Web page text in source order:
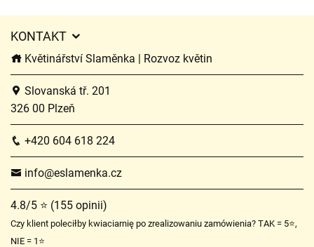
KONTAKT
Květinářství Slaměnka | Rozvoz květin
Slovanská tř. 201
326 00 Plzeň
+420 604 618 224
info@eslamenka.cz
4.8/5 ⭐ (155 opinii)
Czy klient poleciłby kwiaciarnię po zrealizowaniu zamówienia? TAK = 5⭐,
NIE = 1⭐